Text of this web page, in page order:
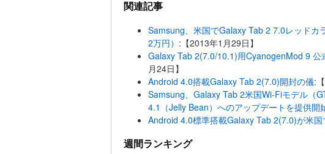
関連記事
Samsung、米国でGalaxy Tab 2 7.0レッドカ
2万円） :【2013年1月29日】
Galaxy Tab 2(7.0/10.1)用CyanogenMod 9 公
月24日】
Android 4.0搭載Galaxy Tab 2(7.0)開封の儀:
Samsung、Galaxy Tab 2米国Wi-Fiモデル（
4.1（Jelly Bean）へのアップデートを提供開
Android 4.0標準搭載Galaxy Tab 2(7.0)が米国
週間ランキング